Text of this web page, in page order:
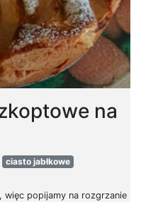
na
ciasto jabłkowe
więc popijamy na rozgrzanie